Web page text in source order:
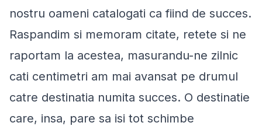
nostru oameni catalogati ca fiind de succes.
Raspandim si memoram citate, retete si ne
raportam la acestea, masurandu-ne zilnic
cati centimetri am mai avansat pe drumul
catre destinatia numita succes. O destinatie
care, insa, pare sa isi tot schimbe